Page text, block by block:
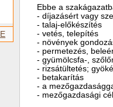
Ebbe a
- díjazásért vagy
- talaj-előkészítés
- vetés, telepítés
- növények
- permetezés,
- gyümölcsfa-,
- rizsátültetés;
- betakarítás
- a
- mezőgazdasági